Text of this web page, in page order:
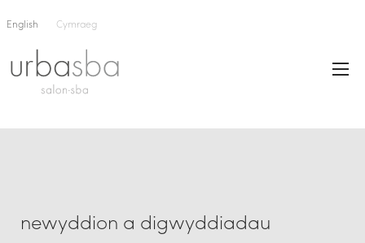
English Cymraeg
newyddion a digwyddiadau